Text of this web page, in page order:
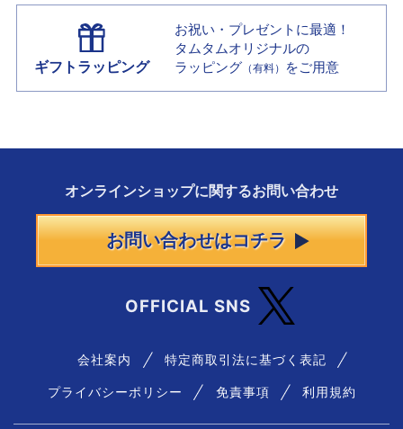
ギフトラッピング
お祝い・プレゼントに最適！
タムタムオリジナルの
ラッピング （有料） をご用意
オンラインショップに関するお問い合わせ
お問い合わせはコチラ
OFFICIAL SNS
会社案内 特定商取引法に基づく表記
プライバシーポリシー 免責事項 利用規約